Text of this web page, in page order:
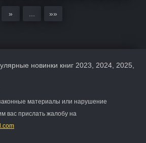
» »»
новинки книг 2023, 2024, 2025,
материалы или нарушение
вас прислать жалобу на